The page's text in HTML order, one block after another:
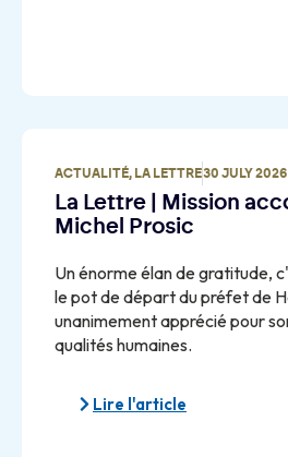
ACTUALITÉ, LA LETTRE30 JULY 2026
La Lettre | Mission
Michel Prosic
Un énorme élan de gratitude,
le pot de départ du préfet de
unanimement apprécié pour
qualités humaines.
Lire l'article